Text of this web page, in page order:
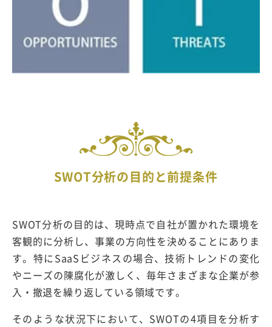
SWOT分析の目的と前提条件
SWOT分析の目的は、現時点で自社が置かれた環境を
客観的に分析し、事業の方向性を決めることにありま
す。特にSaaSビジネスの場合、技術トレンドの変化
やニーズの陳腐化が激しく、毎年さまざまな企業が参
入・撤退を繰り返している領域です。
そのような状況下において、SWOTの4項目を分析す